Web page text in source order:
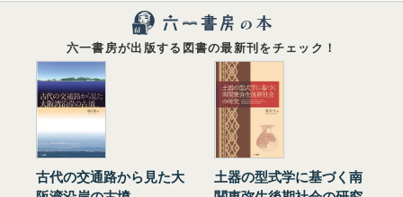
六一書房が出版する図書の最新刊をチェック！
古代の交通路から見た大
土器の型式学に基づく南